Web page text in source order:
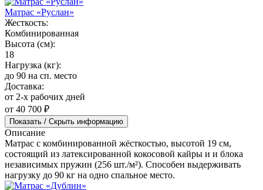
Матрас «Руслан»
Жесткость:
Комбинированная
Высота (см):
18
Нагрузка (кг):
до 90 на сп. место
Доставка:
от 2-х рабочих дней
от 40 700 ₽
Показать / Скрыть информацию
Описание
Матрас с комбинированной жёсткостью, высотой 19 см,
состоящий из латексированной кокосовой кайры и и блока
независимых пружин (256 шт./м²). Способен выдерживать
нагрузку до 90 кг на одно спальное место.